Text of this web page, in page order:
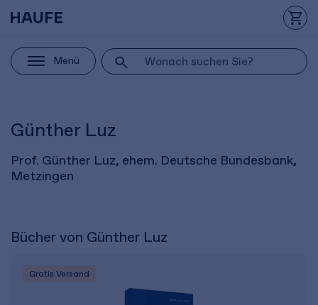
Menü
Günther Luz
Prof. Günther Luz, ehem. Deutsche Bundesbank,
Metzingen
Bücher von Günther Luz
Gratis Versand